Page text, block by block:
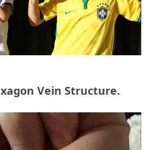
Vein Structure.